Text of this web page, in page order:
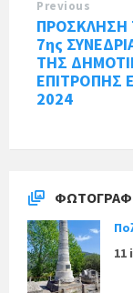
Previous
ΠΡΟΣΚΛΗΣΗ
7ης
ΤΗΣ
ΕΠΙΤΡΟΠΗΣ
2024
11